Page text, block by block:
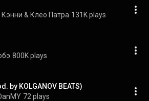
Кэнни & Клео Патра 131K plays
800K plays
by KOLGANOV BEATS)
72 plays